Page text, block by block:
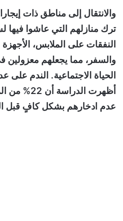
والانتقال إلى مناطق ذات
ترك منازلهم التي عاشوا فيها
النفقات على الملابس، الأجهزة
والسفر، مما يجعلهم معزولين
الحياة الاجتماعية. الندم على
أظهرت
عدم ادخارهم بشكل كافٍ قبل